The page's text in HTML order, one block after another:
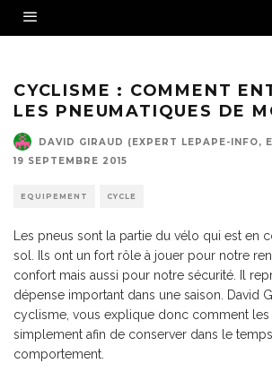
CYCLISME : COMMENT
LES PNEUMATIQUES DE
DAVID GIRAUD (EXPERT LEPAPE-INFO,
19 SEPTEMBRE 2015
EQUIPEMENT CYCLE
Les pneus sont la partie du vélo qui est en
sol. Ils ont un fort rôle à jouer pour notre
confort mais aussi pour notre sécurité. Il
dépense important dans une saison. David
cyclisme, vous explique donc comment les
simplement afin de conserver dans le
comportement.